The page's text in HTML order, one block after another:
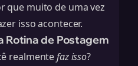
que muito de uma vez
isso acontecer.
Rotina de Postagem
realmentefaz isso?